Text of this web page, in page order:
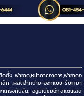
ตั้ง ฟาซาด,หน้ากากอาคาร,ฟาซาดอ
ล็ก ,ผลิตจำหน่าย-ออกแบบ-รับเหมา
แกรงกันลื่น, อลูมิเนียมฉีก,สแตนเลส